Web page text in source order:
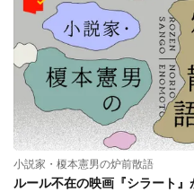
小説家・榎本憲男の炉前散語
ルール不在の映画『シラート